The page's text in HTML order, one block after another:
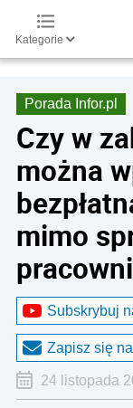
Kategorie
Porada Infor.pl
Czy w
można
mimo
Subskrybuj
Zapisz się
24 listopada